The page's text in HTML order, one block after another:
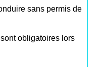
sans permis de
obligatoires lors